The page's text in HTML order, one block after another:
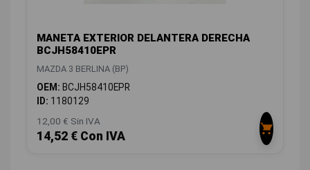
MANETA EXTERIOR DELANTERA DERECHA
BCJH58410EPR
MAZDA 3 BERLINA (BP)
OEM: BCJH58410EPR
ID: 1180129
12,00 € Sin IVA
14,52 € Con IVA